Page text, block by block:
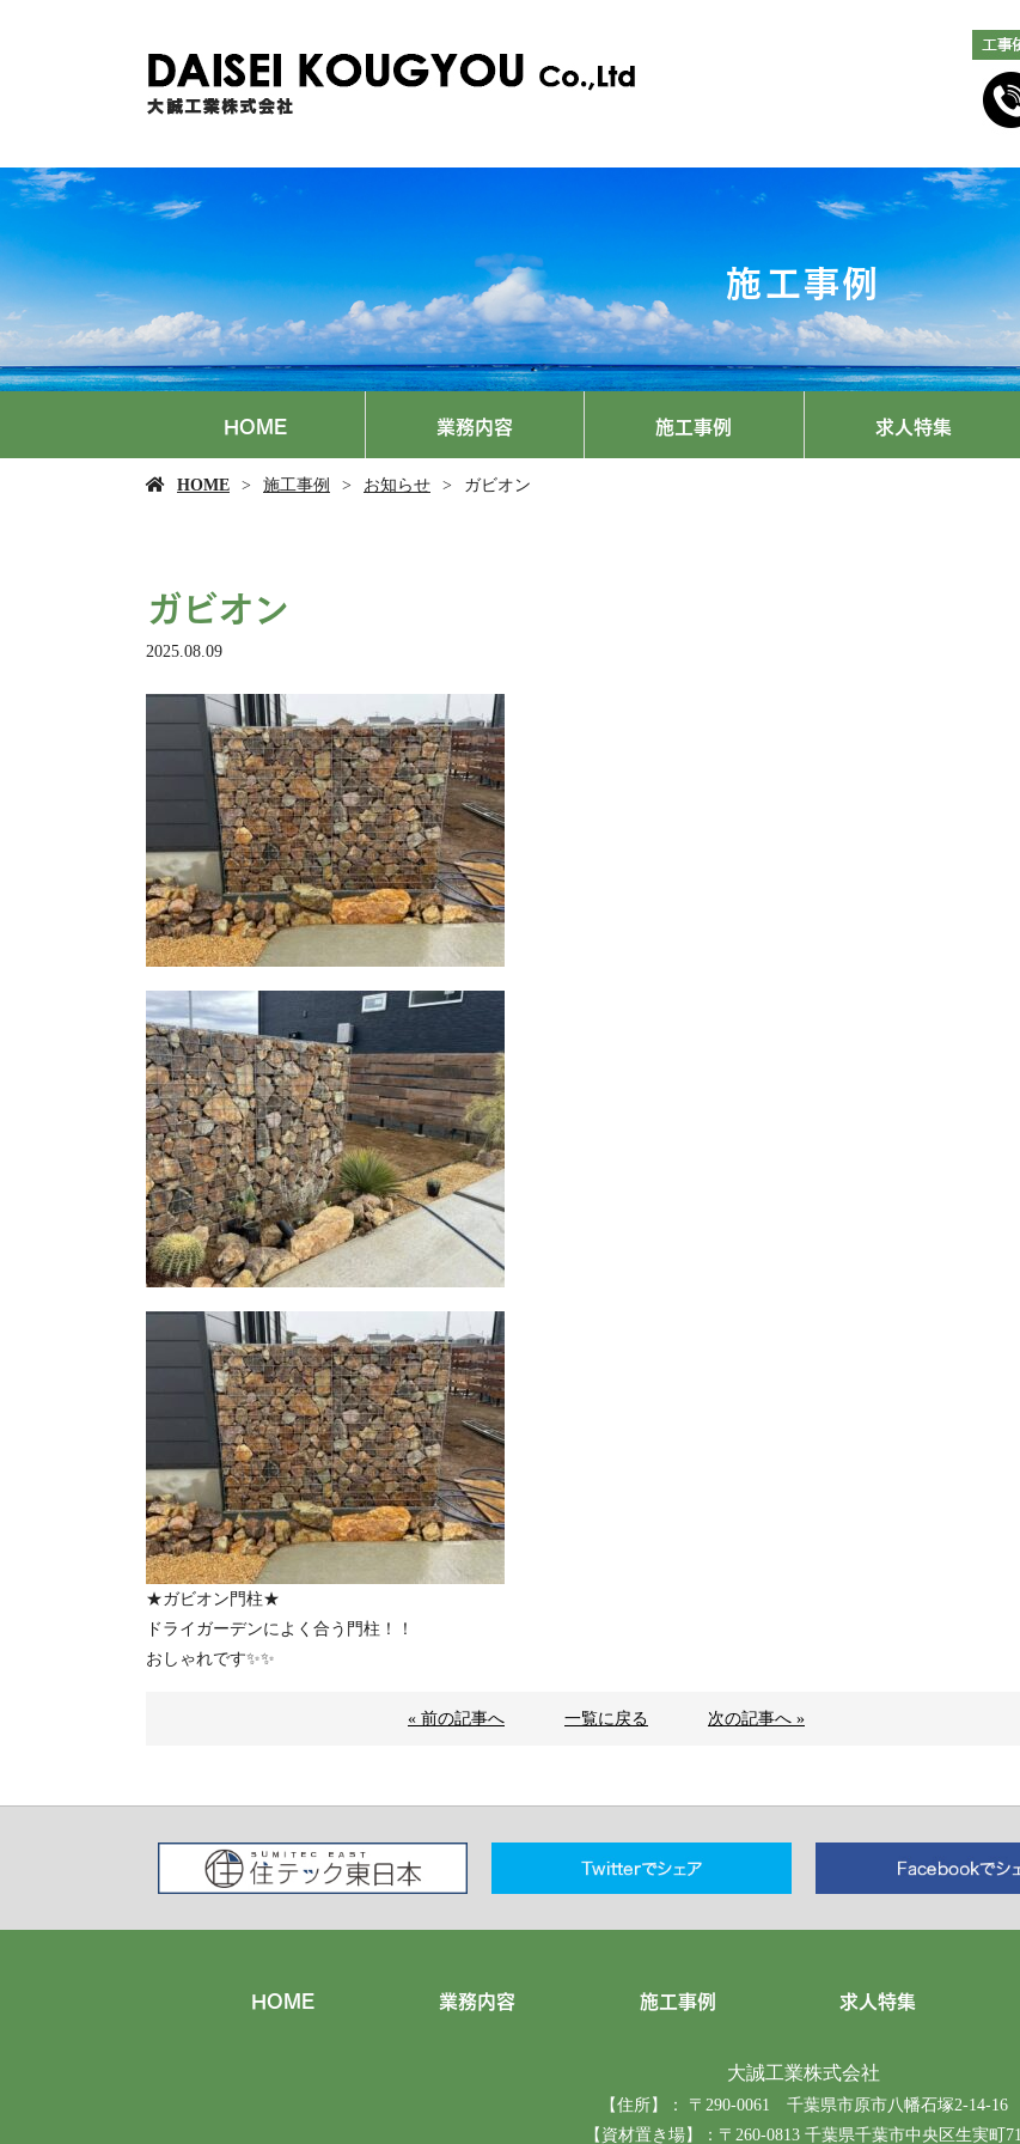
施工事例
HOME 業務内容 施工事例 求人特集
HOME 施工事例 お知らせ ガビオン
ガビオン
2025.08.09
★ガビオン門柱★
ドライガーデンによく合う門柱！！
おしゃれです✨✨
« 前の記事へ 一覧に戻る 次の記事へ »
HOME 業務内容 施工事例 求人特集
大誠工業株式会社
【住所】： 〒290-0061 千葉県市原市八幡石塚2-14-16
【資材置き場】：〒260-0813 千葉県千葉市中央区生実町71